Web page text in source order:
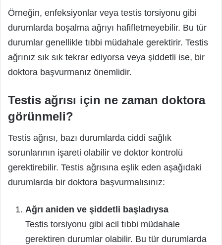
Örneğin, enfeksiyonlar veya testis torsiyonu gibi
durumlarda boşalma ağrıyı hafifletmeyebilir. Bu tür
durumlar genellikle tıbbi müdahale gerektirir. Testis
ağrınız sık sık tekrar ediyorsa veya şiddetli ise, bir
doktora başvurmanız önemlidir.
Testis ağrısı için ne zaman doktora
görünmeli?
Testis ağrısı, bazı durumlarda ciddi sağlık
sorunlarının işareti olabilir ve doktor kontrolü
gerektirebilir. Testis ağrısına eşlik eden aşağıdaki
durumlarda bir doktora başvurmalısınız:
Ağrı aniden ve şiddetli başladıysa
Testis torsiyonu gibi acil tıbbi müdahale
gerektiren durumlar olabilir. Bu tür durumlarda